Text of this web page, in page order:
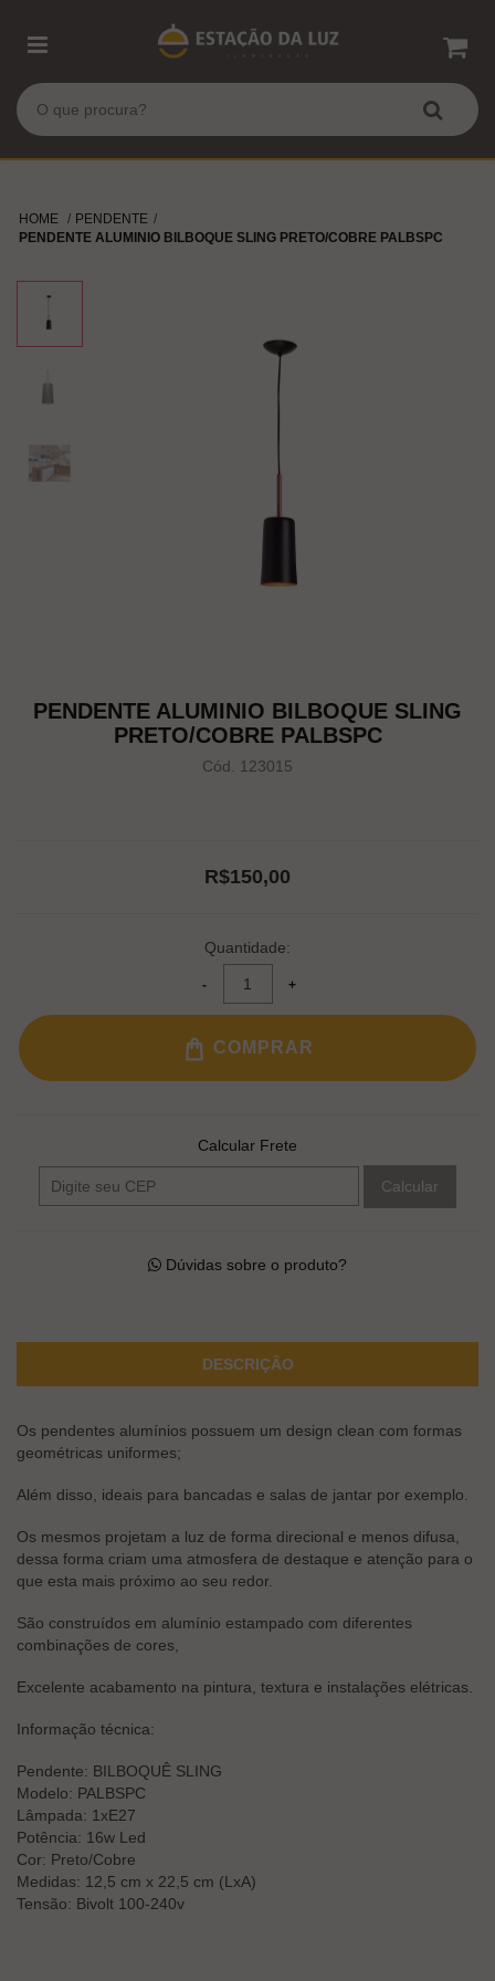
HOME
PENDENTE
PENDENTE ALUMINIO BILBOQUE SLING PRETO/COBRE PALBSPC
PENDENTE ALUMINIO BILBOQUE SLING
PRETO/COBRE PALBSPC
Cód. 123015
R$150,00
Quantidade:
COMPRAR
Calcular Frete
Calcular
Dúvidas sobre o produto?
DESCRIÇÃO
Os pendentes alumínios possuem um design clean com formas
geométricas uniformes;
Além disso, ideais para bancadas e salas de jantar por exemplo.
Os mesmos projetam a luz de forma direcional e menos difusa,
dessa forma criam uma atmosfera de destaque e atenção para o
que esta mais próximo ao seu redor.
São construídos em alumínio estampado com diferentes
combinações de cores,
Excelente acabamento na pintura, textura e instalações elétricas.
Informação técnica:
Pendente: BILBOQUÊ SLING
Modelo: PALBSPC
Lâmpada: 1xE27
Potência: 16w Led
Cor: Preto/Cobre
Medidas: 12,5 cm x 22,5 cm (LxA)
Tensão: Bivolt 100-240v